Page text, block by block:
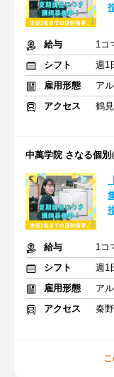
給与
シフト
週1
雇用形態
ア
アクセス
鶴
中萬学院 さなる個
給与
シフト
週1
雇用形態
ア
アクセス
秦